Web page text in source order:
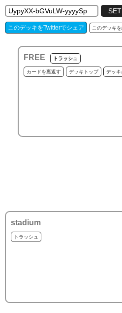
このデッキをTwitterでシェア このデッキ
FREE トラッシュ
カードを裏返す デッキトップ デッキ
stadium
トラッシュ